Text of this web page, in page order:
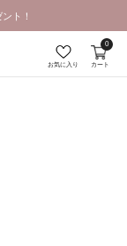
ト！
お気に入り カート
0